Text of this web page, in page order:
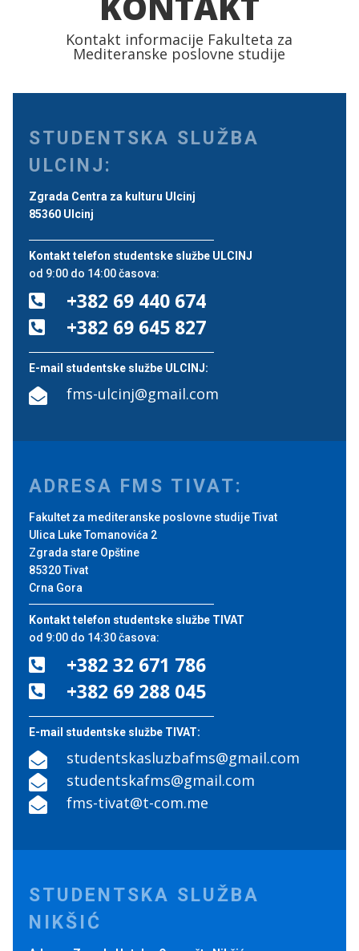
Kontakt informacije Fakulteta za
Mediteranske poslovne studije
STUDENTSKA SLUŽBA
ULCINJ:
Zgrada Centra za kulturu Ulcinj
85360 Ulcinj
Kontakt telefon studentske službe ULCINJ
od 9:00 do 14:00 časova:
 +382 69 440 674
 +382 69 645 827
E-mail studentske službe ULCINJ:
 fms-ulcinj@gmail.com
ADRESA FMS TIVAT:
Fakultet za mediteranske poslovne studije Tivat
Ulica Luke Tomanovića 2
Zgrada stare Opštine
85320 Tivat
Crna Gora
Kontakt telefon studentske službe TIVAT
od 9:00 do 14:30 časova:
 +382 32 671 786
 +382 69 288 045
E-mail studentske službe TIVAT:
 studentskasluzbafms@gmail.com
 studentskafms@gmail.com
 fms-tivat@t-com.me
STUDENTSKA SLUŽBA
NIKŠIĆ